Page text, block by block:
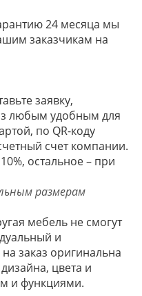
24 месяца мы
заказчикам на
заявку,
любым удобным для
по QR-коду
счет компании.
остальное – при
мебель не смогут
и
заказ оригинальна
цвета и
и функциями.